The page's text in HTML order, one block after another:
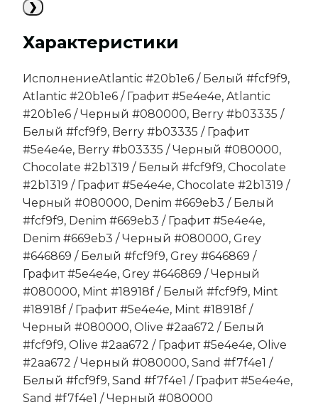
❯
Характеристики
ИсполнениеAtlantic #20b1e6 / Белый #fcf9f9,
Atlantic #20b1e6 / Графит #5e4e4e, Atlantic
#20b1e6 / Черный #080000, Berry #b03335 /
Белый #fcf9f9, Berry #b03335 / Графит
#5e4e4e, Berry #b03335 / Черный #080000,
Chocolate #2b1319 / Белый #fcf9f9, Chocolate
#2b1319 / Графит #5e4e4e, Chocolate #2b1319 /
Черный #080000, Denim #669eb3 / Белый
#fcf9f9, Denim #669eb3 / Графит #5e4e4e,
Denim #669eb3 / Черный #080000, Grey
#646869 / Белый #fcf9f9, Grey #646869 /
Графит #5e4e4e, Grey #646869 / Черный
#080000, Mint #18918f / Белый #fcf9f9, Mint
#18918f / Графит #5e4e4e, Mint #18918f /
Черный #080000, Olive #2aa672 / Белый
#fcf9f9, Olive #2aa672 / Графит #5e4e4e, Olive
#2aa672 / Черный #080000, Sand #f7f4e1 /
Белый #fcf9f9, Sand #f7f4e1 / Графит #5e4e4e,
Sand #f7f4e1 / Черный #080000